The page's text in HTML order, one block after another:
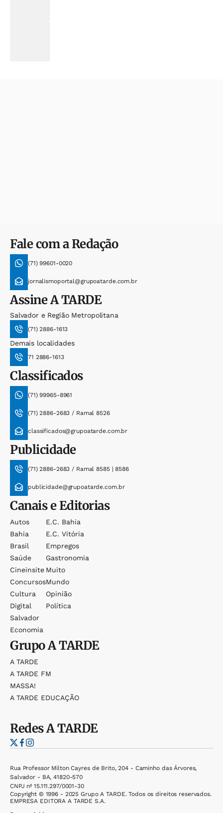
Fale com a Redação
(71) 99601-0020
jornalismoportal@grupoatarde.com.br
AssineA TARDE
Salvador e Região Metropolitana
(71) 2886-1613
Demais localidades
71 2886-1613
Classificados
(71) 99965-8961
(71) 2886-2683 / Ramal 8526
classificados@grupoatarde.com.br
Publicidade
(71) 2886-2683 / Ramal 8585 | 8586
publicidade@grupoatarde.com.br
Canais e Editorias
Autos
Bahia
Brasil
Saúde
Cineinsite
Concursos
Cultura
Digital
Salvador
Economia
E.c. Bahia
E.c. Vitória
Empregos
Gastronomia
Muito
Mundo
Opinião
Política
GrupoA TARDE
A TARDE
A TARDE FM
MASSA!
A TARDE EDUCAÇÃO
RedesA TARDE
Rua Professor Milton Cayres de Brito, 204 - Caminho das Árvores,
Salvador - BA, 41820-570
CNPJ nº 15.111.297/0001-30
Copyright © 1996 - 2025 Grupo A TARDE. Todos os direitos reservados.
EMPRESA EDITORA A TARDE S.A.